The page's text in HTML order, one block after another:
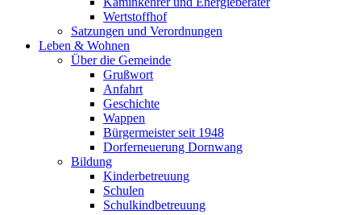
Wertstoffhof
Satzungen und Verordnungen
Leben & Wohnen
Über die Gemeinde
Grußwort
Anfahrt
Geschichte
Wappen
Bürgermeister seit 1948
Dorferneuerung Dornwang
Bildung
Kinderbetreuung
Schulen
Schulkindbetreuung